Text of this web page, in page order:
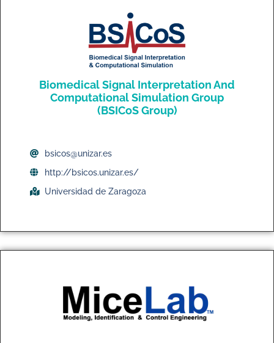
Biomedical Signal Interpretation And
Computational Simulation Group
(BSICoS Group)
bsicos@unizar.es
http://bsicos.unizar.es/
Universidad de Zaragoza